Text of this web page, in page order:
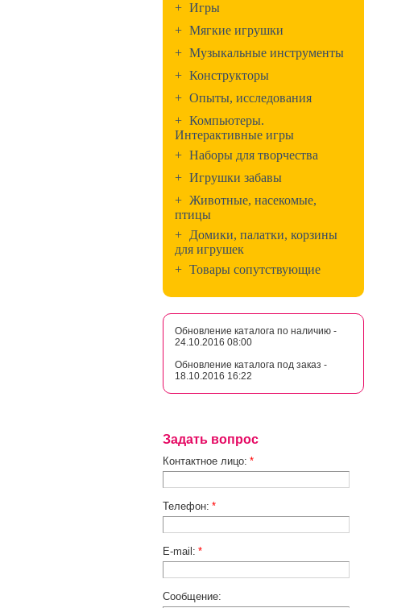
+ Игры
+ Мягкие игрушки
+ Музыкальные инструменты
+ Конструкторы
+ Опыты, исследования
+ Компьютеры.
Интерактивные игры
+ Наборы для творчества
+ Игрушки забавы
+ Животные, насекомые,
птицы
+ Домики, палатки, корзины
для игрушек
+ Товары сопутствующие
Обновление каталога по наличию -
24.10.2016 08:00
Обновление каталога под заказ -
18.10.2016 16:22
Задать вопрос
Контактное лицо: *
Телефон: *
E-mail: *
Сообщение: